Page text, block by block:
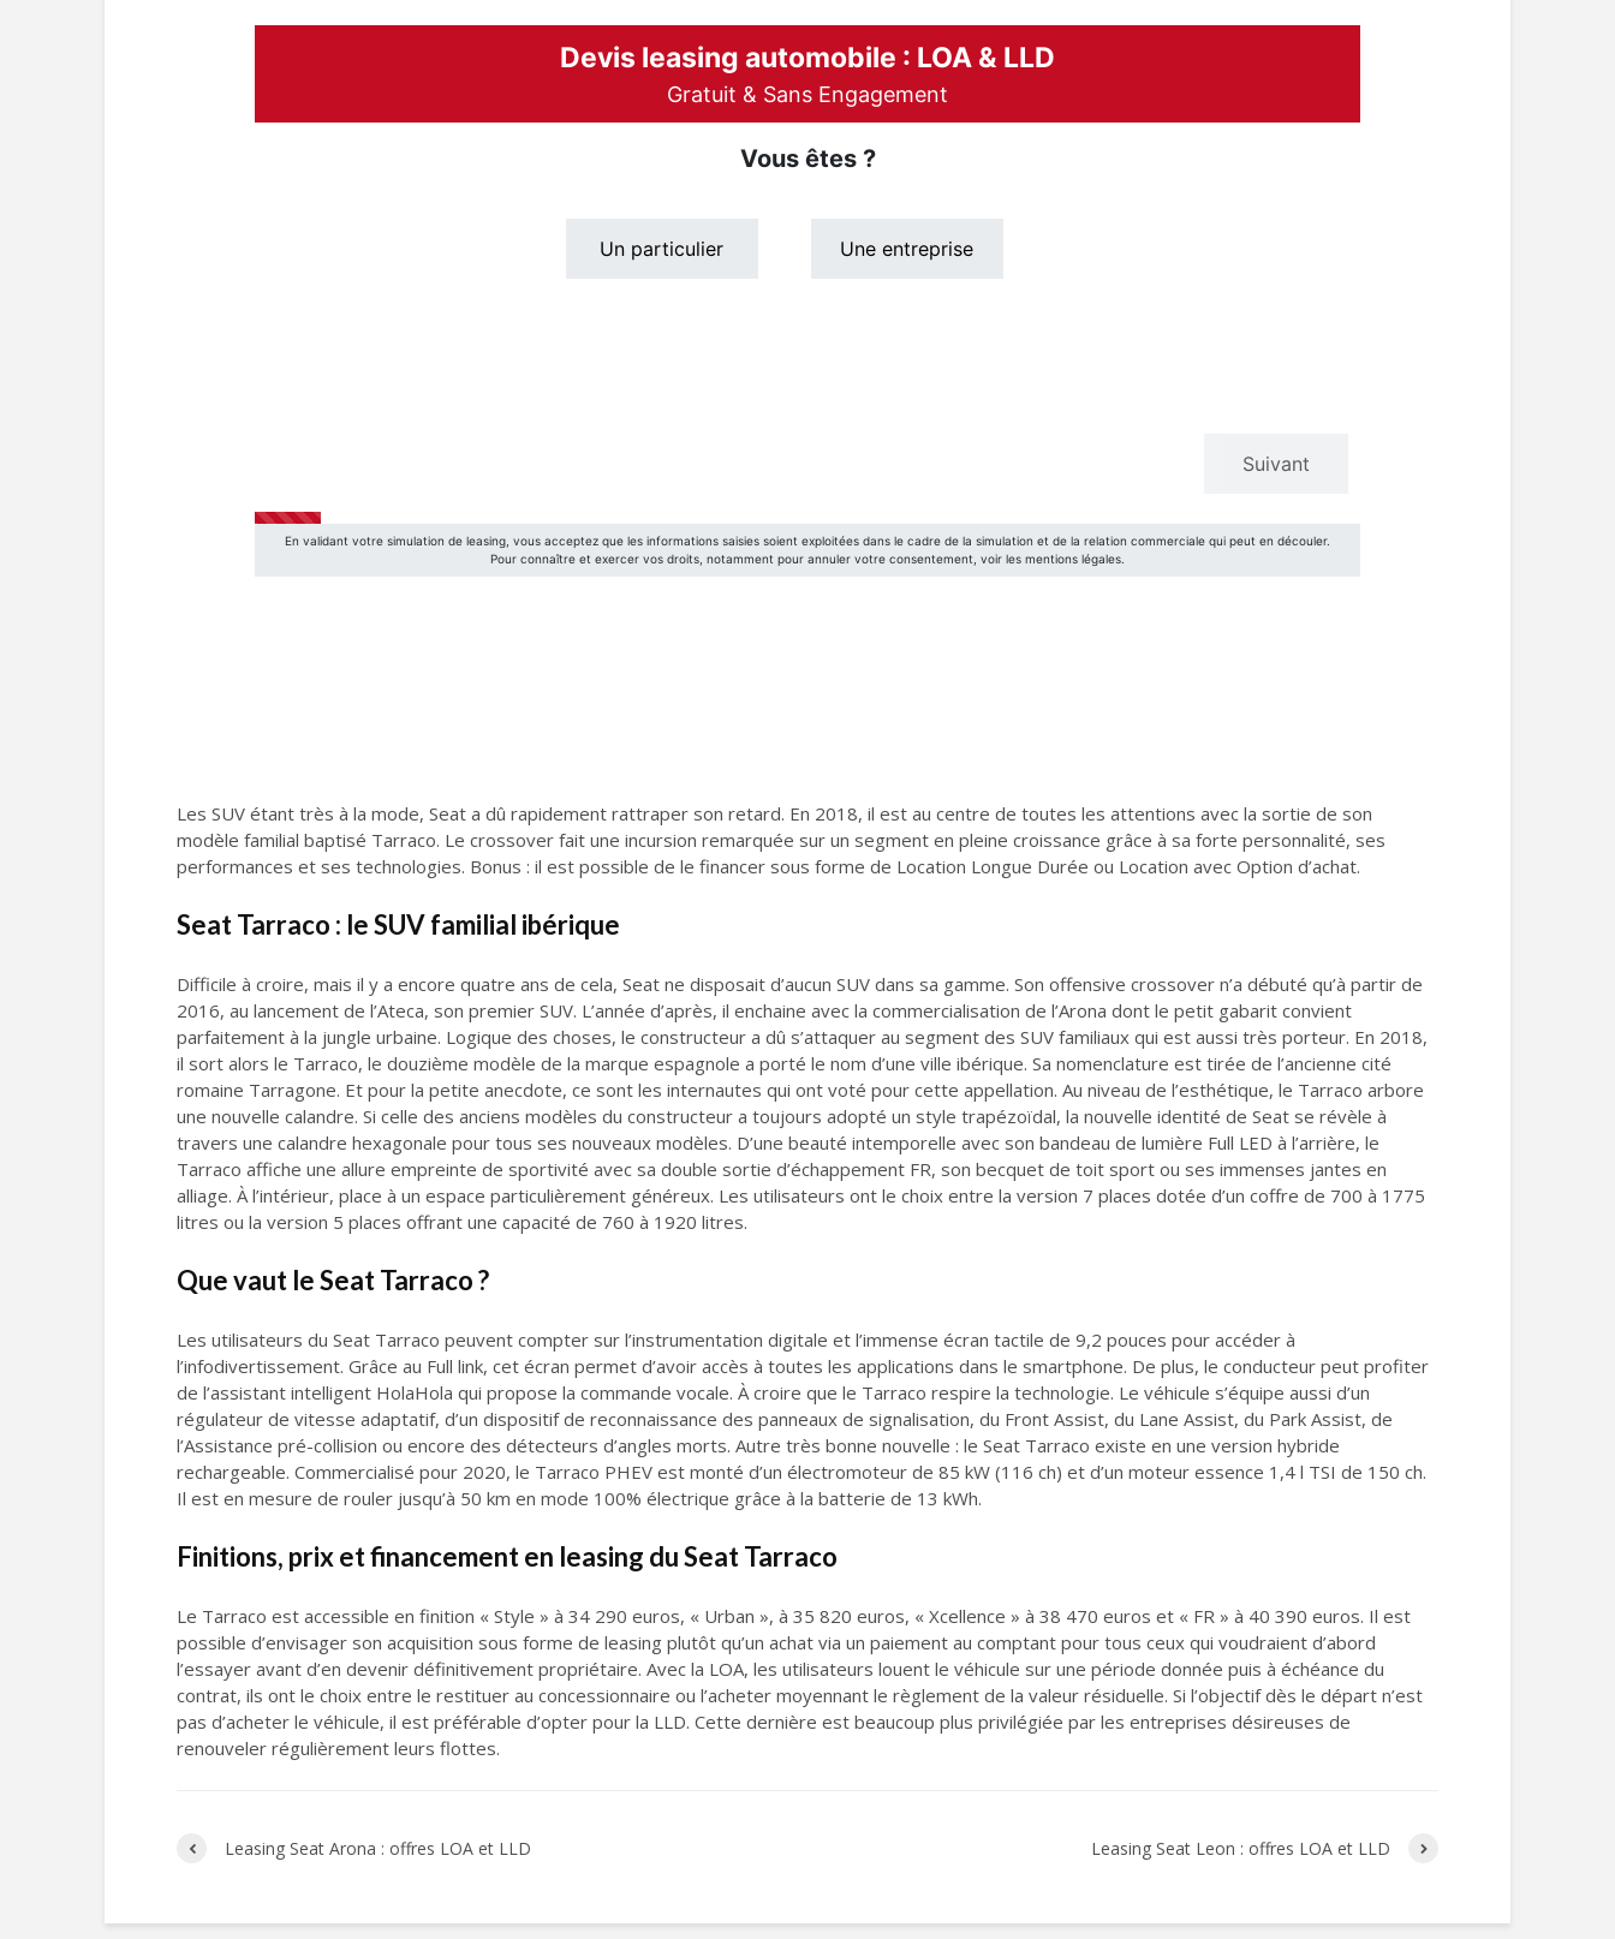
Les SUV étant très à la mode, Seat a dû rapidement rattraper son retard. En 2018, il est au centre de toutes les attentions avec la sortie de son
modèle familial baptisé Tarraco. Le crossover fait une incursion remarquée sur un segment en pleine croissance grâce à sa forte personnalité, ses
performances et ses technologies. Bonus : il est possible de le financer sous forme de Location Longue Durée ou Location avec Option d’achat.
Seat Tarraco : le SUV familial ibérique
Difficile à croire, mais il y a encore quatre ans de cela, Seat ne disposait d’aucun SUV dans sa gamme. Son offensive crossover n’a débuté qu’à partir de
2016, au lancement de l’Ateca, son premier SUV. L’année d’après, il enchaine avec la commercialisation de l’Arona dont le petit gabarit convient
parfaitement à la jungle urbaine. Logique des choses, le constructeur a dû s’attaquer au segment des SUV familiaux qui est aussi très porteur. En 2018,
il sort alors le Tarraco, le douzième modèle de la marque espagnole a porté le nom d’une ville ibérique. Sa nomenclature est tirée de l’ancienne cité
romaine Tarragone. Et pour la petite anecdote, ce sont les internautes qui ont voté pour cette appellation. Au niveau de l’esthétique, le Tarraco arbore
une nouvelle calandre. Si celle des anciens modèles du constructeur a toujours adopté un style trapézoïdal, la nouvelle identité de Seat se révèle à
travers une calandre hexagonale pour tous ses nouveaux modèles. D’une beauté intemporelle avec son bandeau de lumière Full LED à l’arrière, le
Tarraco affiche une allure empreinte de sportivité avec sa double sortie d’échappement FR, son becquet de toit sport ou ses immenses jantes en
alliage. À l’intérieur, place à un espace particulièrement généreux. Les utilisateurs ont le choix entre la version 7 places dotée d’un coffre de 700 à 1775
litres ou la version 5 places offrant une capacité de 760 à 1920 litres.
Que vaut le Seat Tarraco ?
Les utilisateurs du Seat Tarraco peuvent compter sur l’instrumentation digitale et l’immense écran tactile de 9,2 pouces pour accéder à
l’infodivertissement. Grâce au Full link, cet écran permet d’avoir accès à toutes les applications dans le smartphone. De plus, le conducteur peut profiter
de l’assistant intelligent HolaHola qui propose la commande vocale. À croire que le Tarraco respire la technologie. Le véhicule s’équipe aussi d’un
régulateur de vitesse adaptatif, d’un dispositif de reconnaissance des panneaux de signalisation, du Front Assist, du Lane Assist, du Park Assist, de
l’Assistance pré-collision ou encore des détecteurs d’angles morts. Autre très bonne nouvelle : le Seat Tarraco existe en une version hybride
rechargeable. Commercialisé pour 2020, le Tarraco PHEV est monté d’un électromoteur de 85 kW (116 ch) et d’un moteur essence 1,4 l TSI de 150 ch.
Il est en mesure de rouler jusqu’à 50 km en mode 100% électrique grâce à la batterie de 13 kWh.
Finitions, prix et financement en leasing du Seat Tarraco
Le Tarraco est accessible en finition « Style » à 34 290 euros, « Urban », à 35 820 euros, « Xcellence » à 38 470 euros et « FR » à 40 390 euros. Il est
possible d’envisager son acquisition sous forme de leasing plutôt qu’un achat via un paiement au comptant pour tous ceux qui voudraient d’abord
l’essayer avant d’en devenir définitivement propriétaire. Avec la LOA, les utilisateurs louent le véhicule sur une période donnée puis à échéance du
contrat, ils ont le choix entre le restituer au concessionnaire ou l’acheter moyennant le règlement de la valeur résiduelle. Si l’objectif dès le départ n’est
pas d’acheter le véhicule, il est préférable d’opter pour la LLD. Cette dernière est beaucoup plus privilégiée par les entreprises désireuses de
renouveler régulièrement leurs flottes.
Leasing Seat Arona : offres LOA et LLD Leasing Seat Leon : offres LOA et LLD